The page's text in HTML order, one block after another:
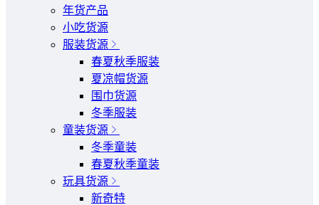
年货产品
小吃货源
服装货源
春夏秋季服装
夏凉帽货源
围巾货源
冬季服装
童装货源
冬季童装
春夏秋季童装
玩具货源
新奇特